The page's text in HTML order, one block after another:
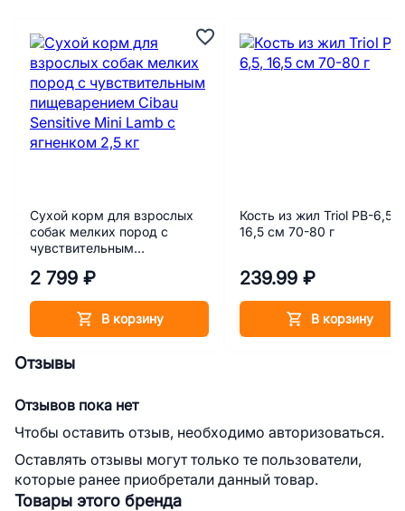
Сухой корм для взрослых
собак мелких пород с
чувствительным
Sensitive Mini Lamb с
2 799 ₽
В корзину
Кость из жил Triol PB-6,5,
16,5 см 70-80 г
239.99 ₽
В корзину
Товары этого бренда
Отзывы
Отзывов пока нет
Чтобы оставить отзыв, необходимо авторизоваться.
Оставлять отзывы могут только те пользователи,
которые ранее приобретали данный товар.